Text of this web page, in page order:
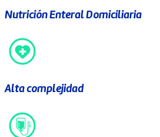
Nutrición Enteral Domiciliaria
Alta complejidad